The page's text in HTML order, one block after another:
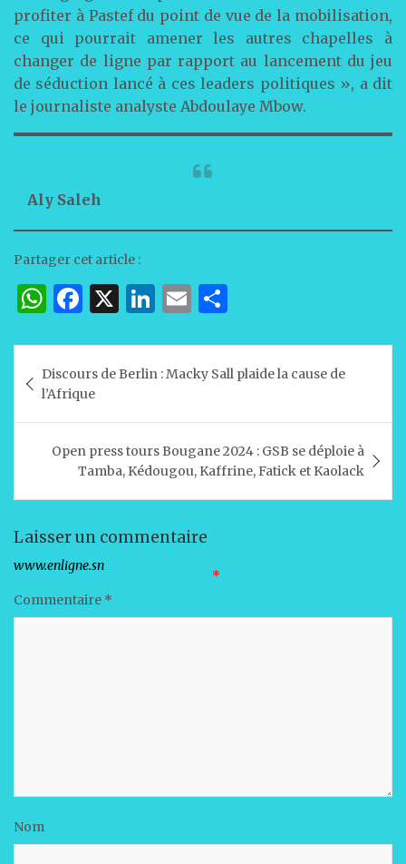
profiter à Pastef du point de vue de la mobilisation,
ce qui pourrait amener les autres chapelles à
changer de ligne par rapport au lancement du jeu
de séduction lancé à ces leaders politiques », a dit
le journaliste analyste Abdoulaye Mbow.
Aly Saleh
Partager cet article :
W
at
s
A
p
F
c
e
b
o
o
k
X Li
k
e
dI
n
E
ai
l
ta
g
er
de
l’article
Discours de Berlin : Macky Sall plaide la cause de
l’Afrique
Open press tours Bougane 2024 : GSB se déploie à
Tamba, Kédougou, Kaffrine, Fatick et Kaolack
Laisser un commentaire
Votre adresse e-mail ne sera pas publiée.
Les champs obligatoires sont indiqués avec *
Commentaire *
Nom